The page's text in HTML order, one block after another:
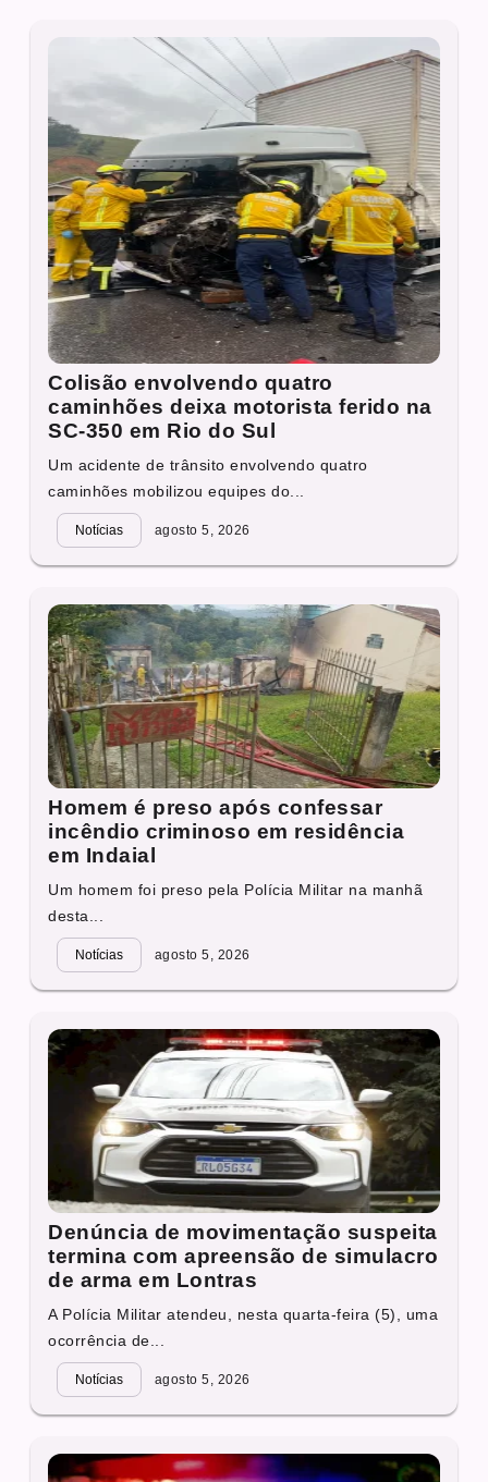
Colisão envolvendo quatro
caminhões deixa motorista ferido na
SC-350 em Rio do Sul
Um acidente de trânsito envolvendo quatro
caminhões mobilizou equipes do...
Notícias agosto 5, 2026
Homem é preso após confessar
incêndio criminoso em residência
em Indaial
Um homem foi preso pela Polícia Militar na manhã
desta...
Notícias agosto 5, 2026
Denúncia de movimentação suspeita
termina com apreensão de simulacro
de arma em Lontras
A Polícia Militar atendeu, nesta quarta-feira (5), uma
ocorrência de...
Notícias agosto 5, 2026